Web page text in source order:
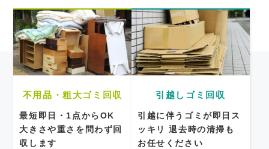
不用品・粗大ゴミ回収
最短即日・1点からOK
大きさや重さを問わず回
収します
引越しゴミ回収
引越に伴うゴミが即日ス
ッキリ
退去時の清掃も
お任せください